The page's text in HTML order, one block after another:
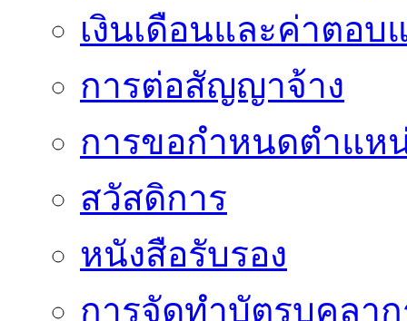
เงินเดือนและค่าตอบ
การต่อสัญญาจ้าง
การขอกำหนดตำแห
สวัสดิการ
หนังสือรับรอง
การจัดทำบัตรบุคลา